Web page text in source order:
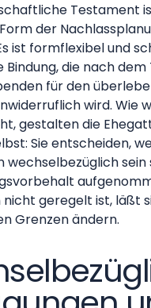
Testament
der
ist formflexibel und
Bindung, die nach dem
für den
wird. Wie
gestalten die
Sie entscheiden,
wechselbezüglich sein
nicht geregelt ist, läßt
Grenzen ändern.